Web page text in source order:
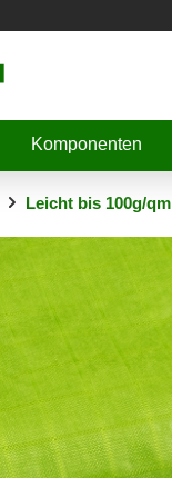
Komponenten
Leicht bis 100g/qm